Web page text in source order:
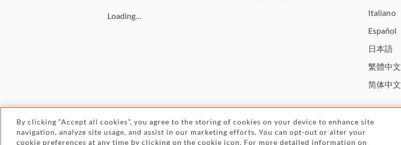
Loading…
Italiano
Español
日本語
繁體中文
简体中文
© 2026 Withers Legal and regulatory
By clicking “Accept all cookies”, you agree to the storing of cookies on your device to enhance site
navigation, analyze site usage, and assist in our marketing efforts. You can opt-out or alter your
cookie preferences at any time by clicking on the cookie icon. For more detailed information on